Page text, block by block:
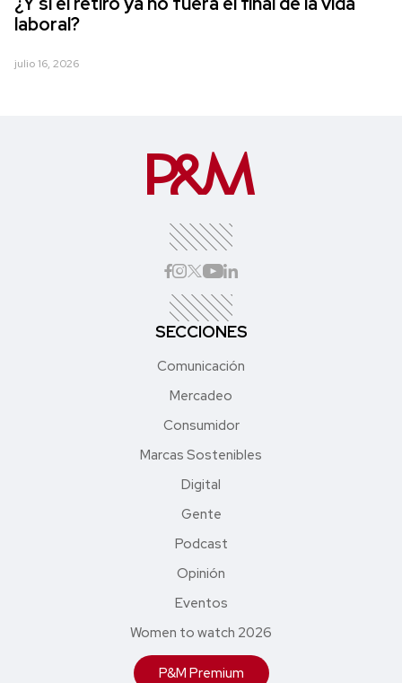
laboral?
julio 16, 2026
SECCIONES
Comunicación
Mercadeo
Consumidor
Marcas Sostenibles
Digital
Gente
Podcast
Opinión
Eventos
Women to watch 2026
P&M Premium